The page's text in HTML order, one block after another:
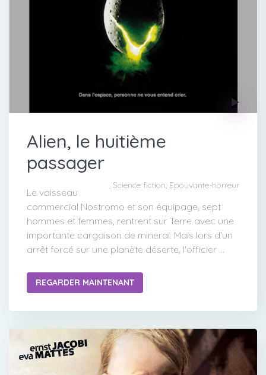
Alien, le huitième
passager
, Science fiction, Epouvante-horreur
Le vaisseau
commercial Nostromo et son équipage, sept
hommes et femmes, rentrent sur Terre avec une
importante cargaison de minerai. Mais lors d'un
arrêt forcé sur une planète déserte, l'officier ...
REGARDER MAINTENANT